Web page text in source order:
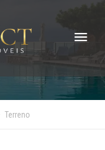
Terreno